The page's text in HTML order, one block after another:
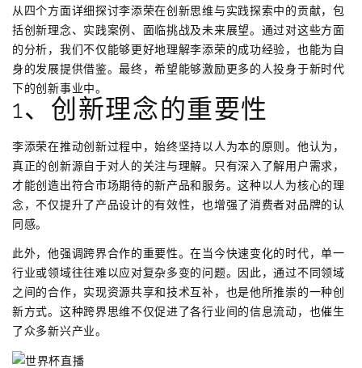
从四个方面详细探讨李添荣在创新思维与实践探索中的贡献，包
括创新理念、实践案例、面临挑战及未来展望。通过对这些方面
的分析，我们不仅能够更好地理解李添荣的成功经验，也能为自
身的发展提供借鉴。最终，希望能够激励更多的人投身于新时代
下的创新事业中。
1、创新理念的重要性
李添荣在推动创新过程中，始终坚持以人为本的原则。他认为，
真正的创新源自于对人的关注与理解。只有深入了解用户需求，
才能创造出符合市场期待的新产品和服务。这种以人为核心的理
念，不仅提升了产品设计的有效性，也增强了消费者对品牌的认
同感。
此外，他强调跨界合作的重要性。在当今快速变化的时代，单一
行业或领域往往难以应对复杂多变的问题。因此，通过不同领域
之间的合作，实现资源共享和技术互补，也是他所推崇的一种创
新方式。这种跨界思维不仅促进了各行业间的信息流动，也催生
了众多新兴产业。